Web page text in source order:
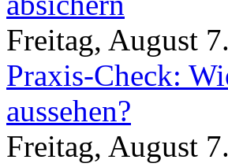
Freitag, August
Praxis-Check:
aussehen?
Freitag, August